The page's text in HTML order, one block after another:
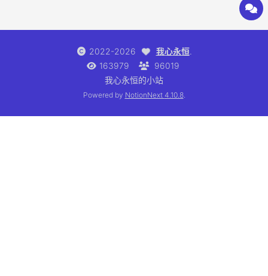
2022-2026 我心永恒.
163979
96019
我心永恒的小站
Powered by NotionNext 4.10.8.